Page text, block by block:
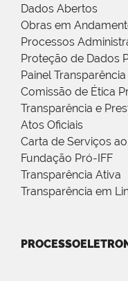
Dados Abertos
Obras em
Processos
Proteção de Dados
Painel Transparência
Comissão de Ética
Transparência e
Atos Oficiais
Carta de Serviços
Fundação Pró-IFF
Transparência Ativa
Transparência em